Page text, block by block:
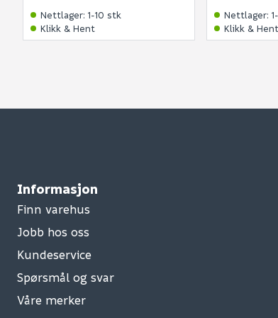
Nettlager: 1-10 stk
Klikk & Hent
Nettlager:
Klikk & Hent
Informasjon
Finn varehus
Jobb hos oss
Kundeservice
Spørsmål og svar
Våre merker